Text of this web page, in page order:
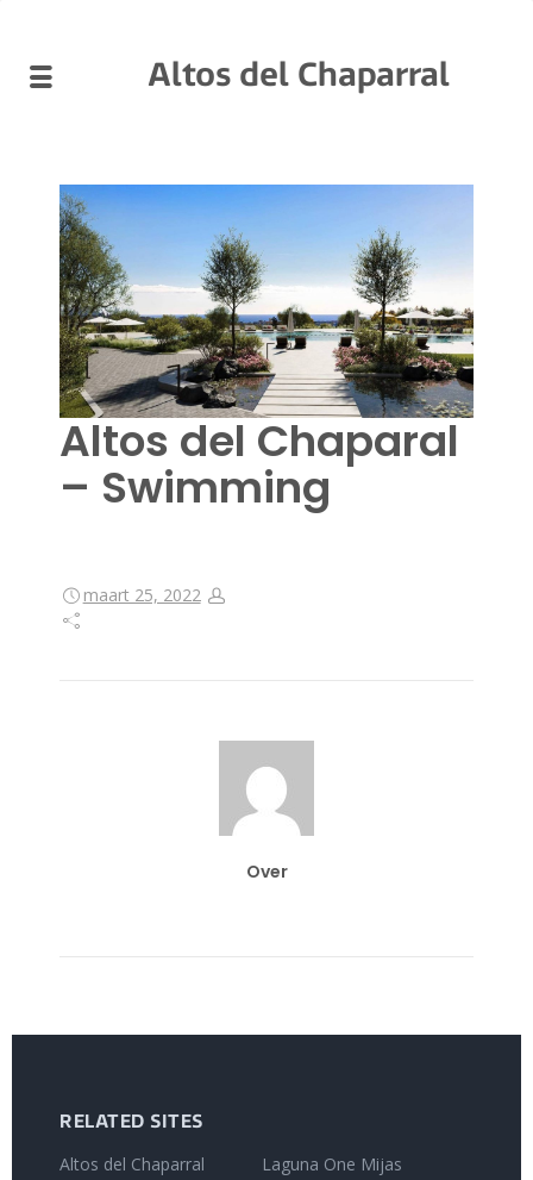
Altos del Chaparral
Altos del Chaparal
– Swimming
maart 25, 2022
Over
RELATED SITES
Altos del Chaparral
Laguna One Mijas